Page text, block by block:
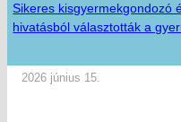
Sikeres kisgyermekgondozó
hivatásból választották a
2026 június 15.